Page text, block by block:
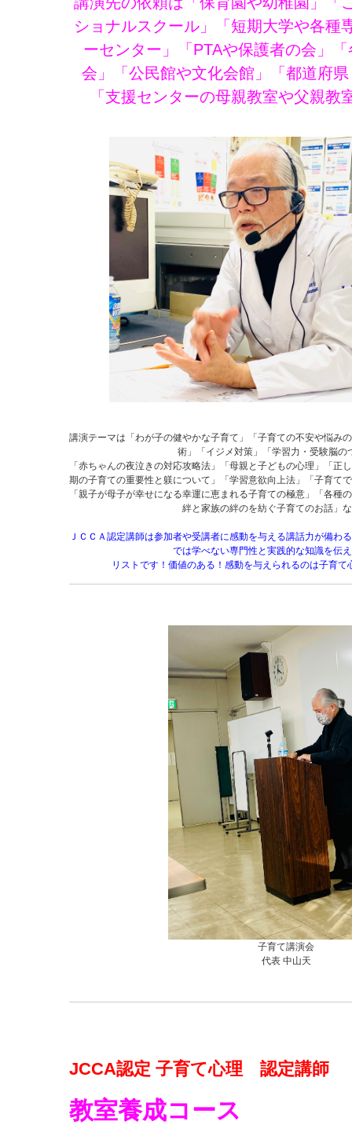
ショナルスクール」「短期大学や各種
ーセンター」「PTAや保護者の会」
会」「公民館や文化会館」「都道府
「支援センターの母親教室や父親教
講演テーマは「わが子の健やかな子育て」「子育ての不安や悩み
術」「イジメ対策」「学習力・受験脳の
「赤ちゃんの夜泣きの対応攻略法」「母親と子どもの心理」「正
期の子育ての重要性と躾について」「学習意欲向上法」「子育て
「親子が母子が幸せになる幸運に恵まれる子育ての極意」「各種
絆と家族の絆のを紡ぐ子育てのお話」
ＪＣＣＡ認定講師は参加者や受講者に感動を与える講話力が備わ
では学べない専門性と実践的な知識を伝
リストです！価値のある！感動を与えられるのは子育
子育て講演会
代表 中山天
JCCA認定 子育て心理 認定講師
教室養成コース